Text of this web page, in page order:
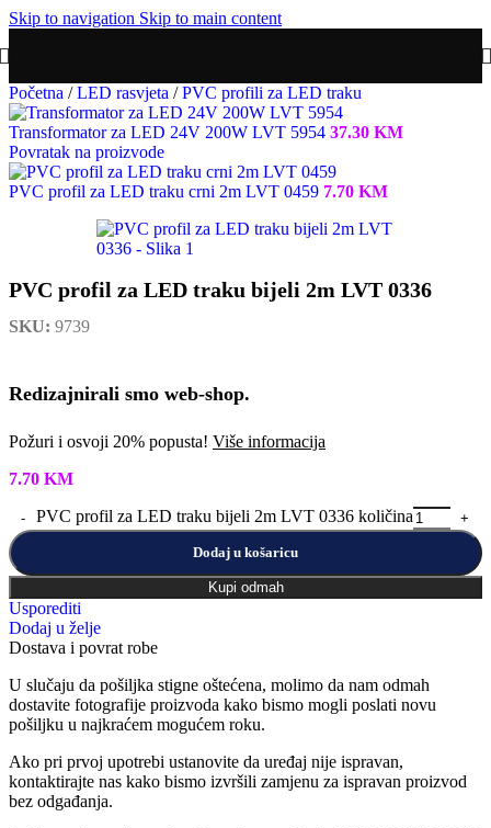
Skip to navigation Skip to main content
Početna / LED rasvjeta / PVC profili za LED traku
Transformator za LED 24V 200W LVT 5954 37.30 KM
Povratak na proizvode
PVC profil za LED traku crni 2m LVT 0459 7.70 KM
PVC profil za LED traku bijeli 2m LVT 0336
SKU: 9739
Redizajnirali smo web-shop.
Požuri i osvoji 20% popusta! Više informacija
7.70 KM
PVC profil za LED traku bijeli 2m LVT 0336 količina
Dodaj u košaricu
Kupi odmah
Usporediti
Dodaj u želje
Dostava i povrat robe
U slučaju da pošiljka stigne oštećena, molimo da nam odmah
dostavite fotografije proizvoda kako bismo mogli poslati novu
pošiljku u najkraćem mogućem roku.
Ako pri prvoj upotrebi ustanovite da uređaj nije ispravan,
kontaktirajte nas kako bismo izvršili zamjenu za ispravan proizvod
bez odgađanja.